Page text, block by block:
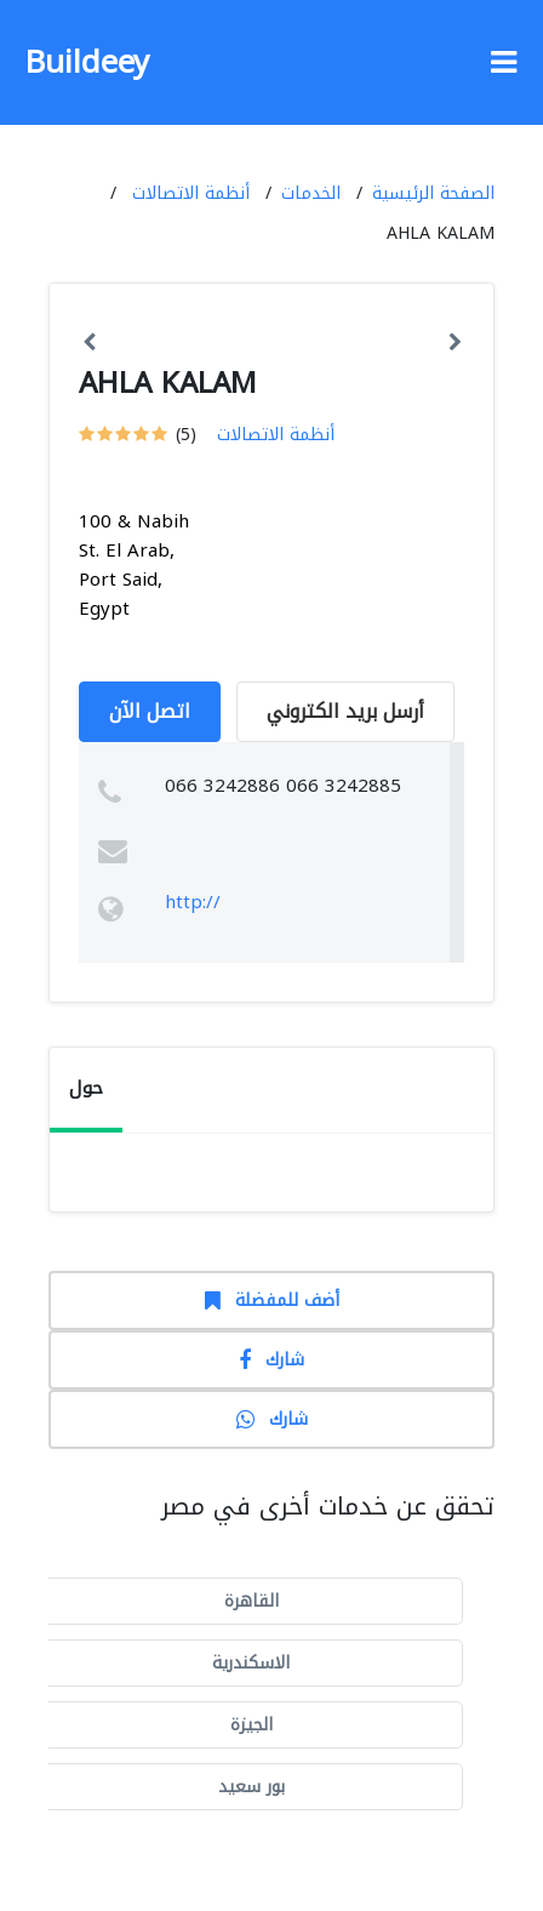
Buildeey
الصفحة الرئيسية الخدمات
أنظمة الاتصالات
AHLA KALAM
AHLA KALAM
(5) أنظمة الاتصالات
100 & Nabih
St. El Arab,
Port Said,
Egypt
اتصل الآن أرسل بريد الكتروني
066 3242886 066 3242885
http://
حول
أضف للمفضلة
شارك
شارك
تحقق عن خدمات أخرى في مصر
القاهرة
الاسكندرية
الجيزة
بور سعيد